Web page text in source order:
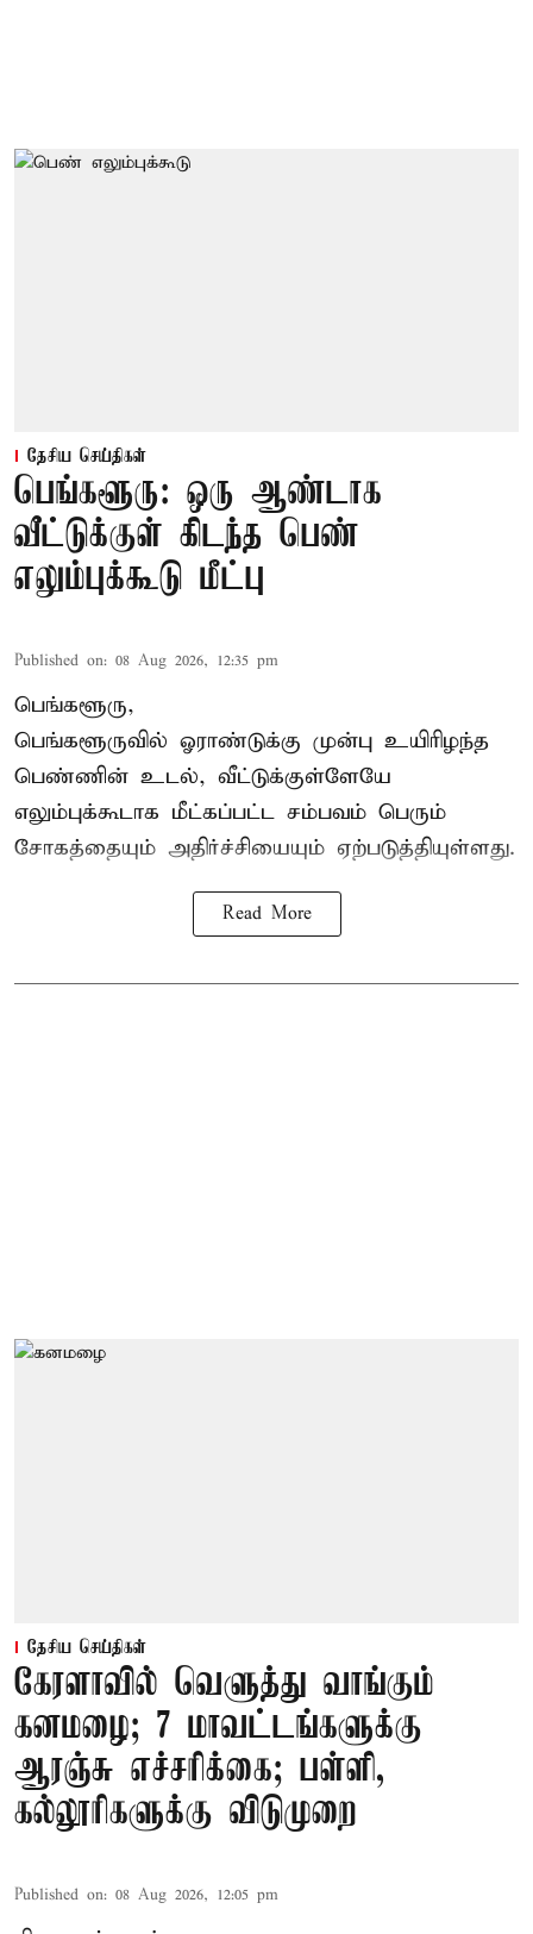
தேசிய செய்திகள்
பெங்களூரு: ஒரு ஆண்டாக
வீட்டுக்குள் கிடந்த பெண்
எலும்புக்கூடு மீட்பு
Published on: 08 Aug 2026, 12:35 pm
பெங்களூரு,
பெங்களூருவில் ஓராண்டுக்கு முன்பு உயிரிழந்த
பெண்ணின் உடல், வீட்டுக்குள்ளேயே
எலும்புக்கூடாக மீட்கப்பட்ட சம்பவம் பெரும்
சோகத்தையும் அதிர்ச்சியையும் ஏற்படுத்தியுள்ளது.
Read More
தேசிய செய்திகள்
கேரளாவில் வெளுத்து வாங்கும்
கனமழை; 7 மாவட்டங்களுக்கு
ஆரஞ்சு எச்சரிக்கை; பள்ளி,
கல்லூரிகளுக்கு விடுமுறை
Published on: 08 Aug 2026, 12:05 pm